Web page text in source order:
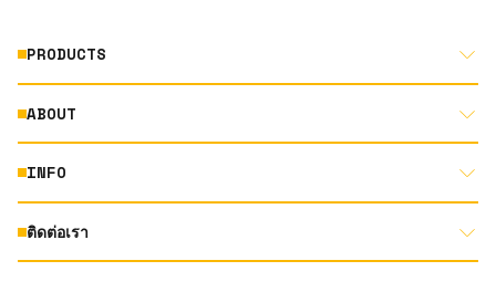
PRODUCTS
MOTORCYCLE
AUTOMOTIVE
ABOUT
ABOUT US
RACING
INFO
DOCUMENT LIBRARY
ติดต่อเรา